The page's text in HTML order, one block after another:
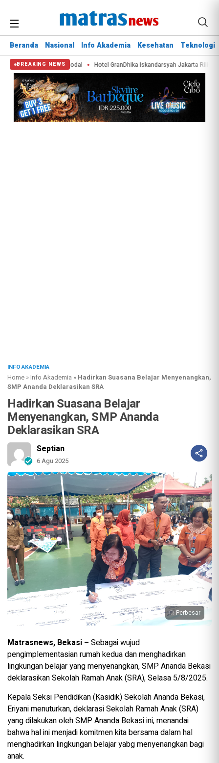
Beranda Nasional Info Akademia Kesehatan Teknologi
BREAKING NEWS
Pasar Modal Hotel GranDhika Iskandarsyah Jakarta Rilis Paket
INFO AKADEMIA
Home »Info Akademia » Hadirkan Suasana Belajar Menyenangkan,
SMP Ananda Deklarasikan SRA
Hadirkan Suasana Belajar
Menyenangkan, SMP Ananda
Deklarasikan SRA
Septian
6 Agu 2025
Perbesar
Matrasnews, Bekasi – Sebagai wujud
pengimplementasian rumah kedua dan menghadirkan
lingkungan belajar yang menyenangkan, SMP Ananda Bekasi
deklarasikan Sekolah Ramah Anak (SRA), Selasa 5/8/2025.
Kepala Seksi Pendidikan (Kasidik) Sekolah Ananda Bekasi,
Eriyani menuturkan, deklarasi Sekolah Ramah Anak (SRA)
yang dilakukan oleh SMP Ananda Bekasi ini, menandai
bahwa hal ini menjadi komitmen kita bersama dalam hal
menghadirkan lingkungan belajar yabg menyenangkan bagi
anak.